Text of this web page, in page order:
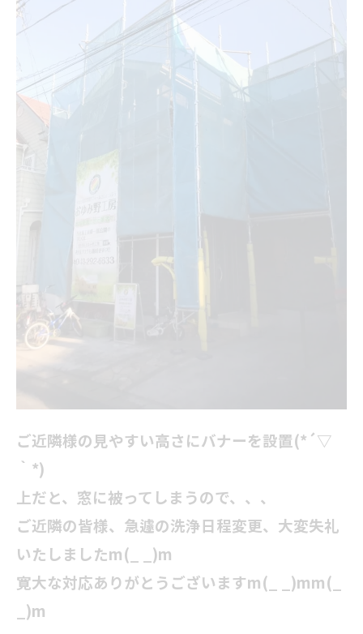
ご近隣様の見やすい高さにバナーを設置(*´▽
｀*)
上だと、窓に被ってしまうので、、、
ご近隣の皆様、急遽の洗浄日程変更、大変失礼
いたしましたm(_ _)m
寛大な対応ありがとうございますm(_ _)mm(_
_)m